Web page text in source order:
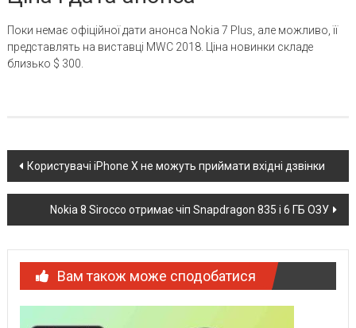
Поки немає офіційної дати анонса Nokia 7 Plus, але можливо, її
представлять на виставці MWC 2018. Ціна новинки складе
близько $ 300.
Post
navigation
Користувачі iPhone X не можуть приймати вхідні дзвінки
Nokia 8 Sirocco отримає чіп Snapdragon 835 і 6 ГБ ОЗУ
Вам також може сподобатися